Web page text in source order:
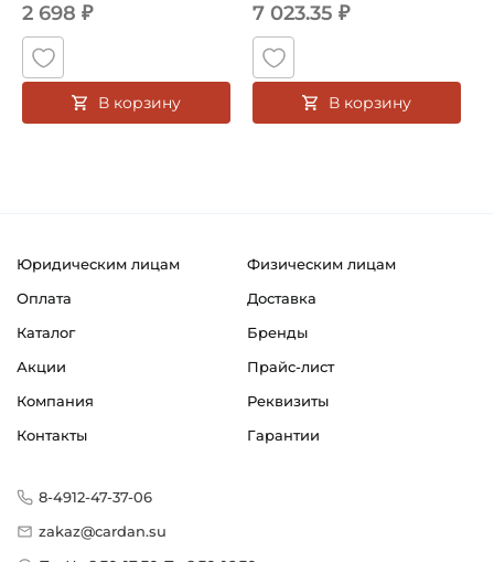
2 698 ₽
В корзину
7 023.35 ₽
В корзину
Юридическим лицам
Физическим лицам
Оплата
Доставка
Каталог
Бренды
Акции
Прайс-лист
Компания
Реквизиты
Контакты
Гарантии
8-4912-47-37-06
zakaz@cardan.su